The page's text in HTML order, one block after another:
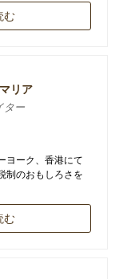
む
リア
ター
ヨーク、香港にて
制のおもしろさを
む